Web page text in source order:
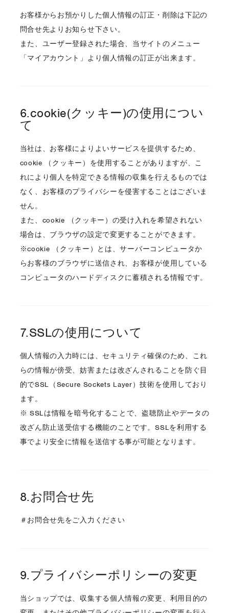
お客様からお預かりした個人情報の訂正・削除は下記の
問合せ先よりお知らせ下さい。
また、ユーザー登録された場合、当サイトのメニュー
「マイアカウント」より個人情報の訂正が出来ます。
6.cookie(クッキー)の使用につい
て
当社は、お客様によりよいサービスを提供するため、
cookie （クッキー）を使用することがありますが、こ
れにより個人を特定できる情報の収集を行えるものでは
なく、お客様のプライバシーを侵害することはございま
せん。
また、cookie （クッキー）の受け入れを希望されない
場合は、ブラウザの設定で変更することができます。
※cookie （クッキー）とは、サーバーコンピュータか
らお客様のブラウザに送信され、お客様が使用している
コンピュータのハードディスクに蓄積される情報です。
7.SSLの使用について
個人情報の入力時には、セキュリティ確保のため、これ
らの情報が傍受、妨害または改ざんされることを防ぐ目
的でSSL（Secure Sockets Layer）技術を使用しており
ます。
※ SSLは情報を暗号化することで、盗聴防止やデータの
改ざん防止送受信する機能のことです。SSLを利用する
事でより安全に情報を送信する事が可能となります。
8.お問合せ先
＃お問合せ先をご入力ください
9.プライバシーポリシーの変更
当ショップでは、収集する個人情報の変更、利用目的の